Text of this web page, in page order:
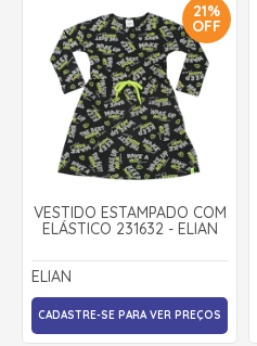
21%
OFF
VESTIDO ESTAMPADO COM
ELÁSTICO 231632 - ELIAN
ELIAN
CADASTRE-SE PARA VER PREÇOS